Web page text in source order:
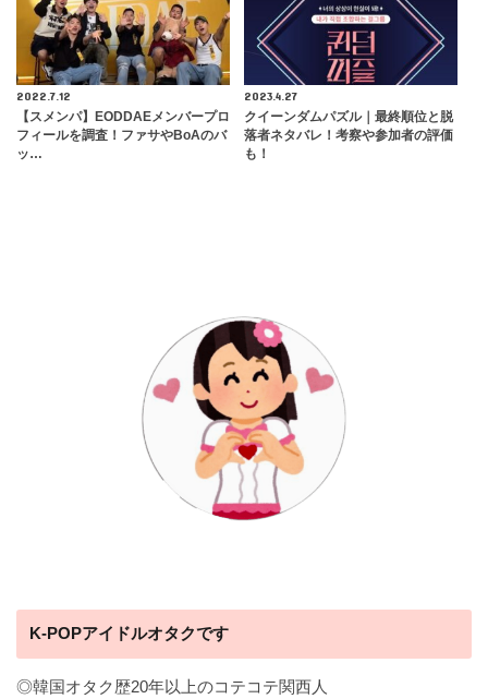
2022.7.12
【スメンパ】EODDAEメンバープロ
フィールを調査！ファサやBoAのバ
ッ…
2023.4.27
クイーンダムパズル｜最終順位と脱
落者ネタバレ！考察や参加者の評価
も！
K-POPアイドルオタクです
◎韓国オタク歴20年以上のコテコテ関西人